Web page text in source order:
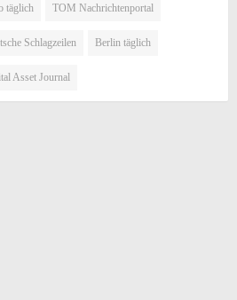
täglich TOM Nachrichtenportal
Schlagzeilen Berlin täglich
Asset Journal